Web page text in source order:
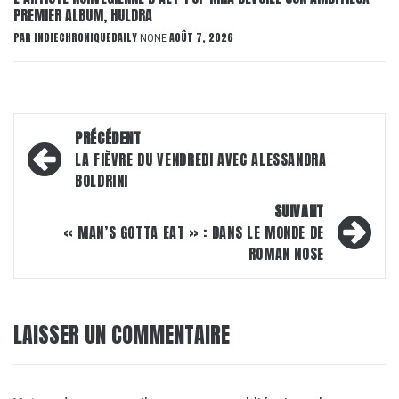
PREMIER ALBUM, HULDRA
PAR INDIECHRONIQUEDAILY NONE AOÛT 7, 2026
Navigation
d’article
PRÉCÉDENT
LA FIÈVRE DU VENDREDI AVEC ALESSANDRA
BOLDRINI
SUIVANT
« MAN’S GOTTA EAT » : DANS LE MONDE DE
ROMAN NOSE
LAISSER UN COMMENTAIRE